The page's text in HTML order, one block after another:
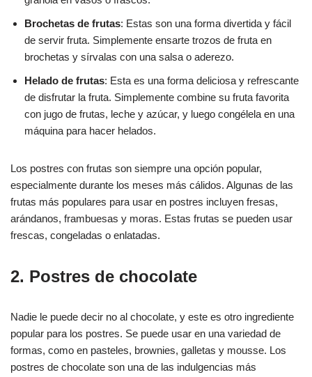
Brochetas de frutas: Estas son una forma divertida y fácil
de servir fruta. Simplemente ensarte trozos de fruta en
brochetas y sírvalas con una salsa o aderezo.
Helado de frutas: Esta es una forma deliciosa y refrescante
de disfrutar la fruta. Simplemente combine su fruta favorita
con jugo de frutas, leche y azúcar, y luego congélela en una
máquina para hacer helados.
Los postres con frutas son siempre una opción popular,
especialmente durante los meses más cálidos. Algunas de las
frutas más populares para usar en postres incluyen fresas,
arándanos, frambuesas y moras. Estas frutas se pueden usar
frescas, congeladas o enlatadas.
2. Postres de chocolate
Nadie le puede decir no al chocolate, y este es otro ingrediente
popular para los postres. Se puede usar en una variedad de
formas, como en pasteles, brownies, galletas y mousse. Los
postres de chocolate son una de las indulgencias más